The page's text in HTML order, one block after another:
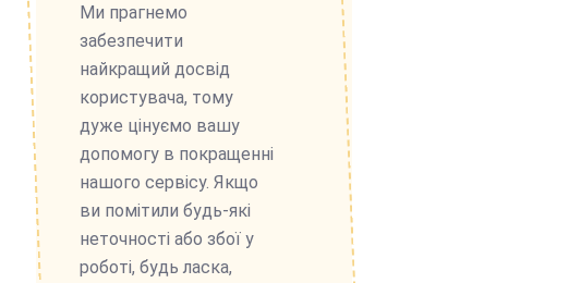
Ми прагнемо
забезпечити
найкращий досвід
користувача, тому
дуже цінуємо вашу
допомогу в покращенні
нашого сервісу. Якщо
ви помітили будь-які
неточності або збої у
роботі, будь ласка,